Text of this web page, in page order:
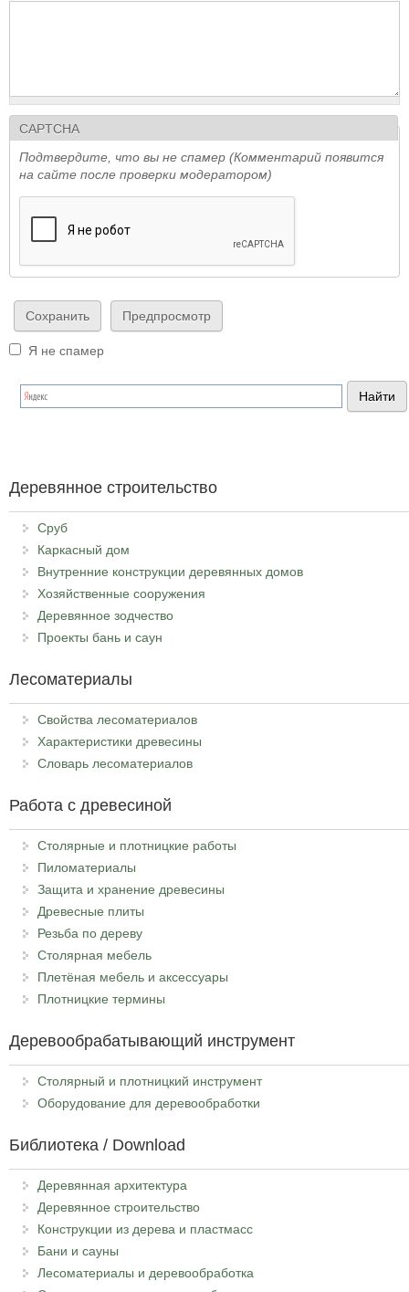
CAPTCHA
Подтвердите, что вы не спамер (Комментарий появится
на сайте после проверки модератором)
Я не спамер
Я спамер
Деревянное строительство
Сруб
Каркасный дом
Внутренние конструкции деревянных домов
Хозяйственные сооружения
Деревянное зодчество
Проекты бань и саун
Лесоматериалы
Свойства лесоматериалов
Характеристики древесины
Словарь лесоматериалов
Работа с древесиной
Столярные и плотницкие работы
Пиломатериалы
Защита и хранение древесины
Древесные плиты
Резьба по дереву
Столярная мебель
Плетёная мебель и аксессуары
Плотницкие термины
Деревообрабатывающий инструмент
Столярный и плотницкий инструмент
Оборудование для деревообработки
Библиотека / Download
Деревянная архитектура
Деревянное строительство
Конструкции из дерева и пластмасс
Бани и сауны
Лесоматериалы и деревообработка